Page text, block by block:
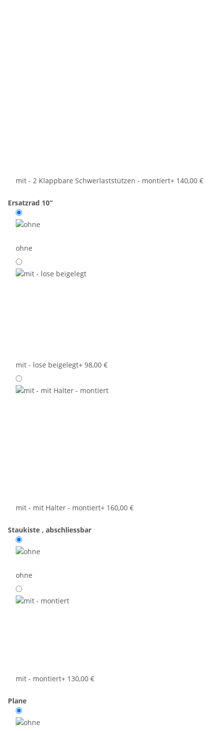
mit - 2 Klappbare Schwerlaststützen - montiert+ 140,00 €
Ersatzrad 10“
ohne
mit - lose beigelegt+ 98,00 €
mit - mit Halter - montiert+ 160,00 €
Staukiste , abschliessbar
ohne
mit - montiert+ 130,00 €
Plane